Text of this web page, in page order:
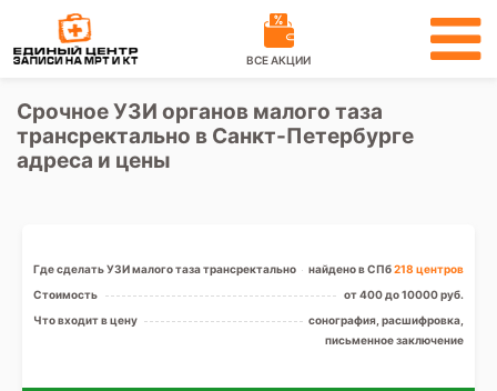
ВСЕ АКЦИИ
Срочное УЗИ органов малого таза
трансректально в Санкт-Петербурге
адреса и цены
Где сделать УЗИ малого таза трансректально найдено в СПб218 центров
Стоимость
от 400 до 10000 руб.
Что входит в цену
сонография, расшифровка,
письменное заключение